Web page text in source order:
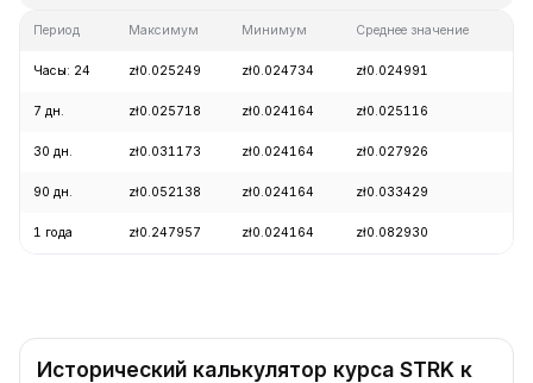
Период Максимум Минимум Среднее значение
Часы: 24 zł0.025249 zł0.024734 zł0.024991
7 дн. zł0.025718 zł0.024164 zł0.025116
30 дн. zł0.031173 zł0.024164 zł0.027926
90 дн. zł0.052138 zł0.024164 zł0.033429
1 года zł0.247957 zł0.024164 zł0.082930
Исторический калькулятор курса STRK к